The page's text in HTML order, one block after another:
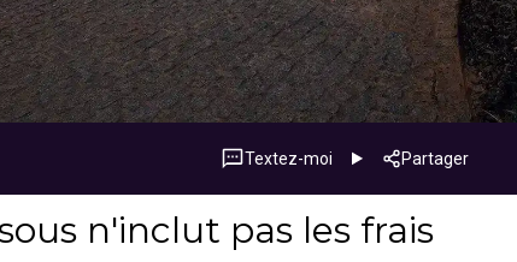
Textez-moi Partager
n'inclut pas les frais